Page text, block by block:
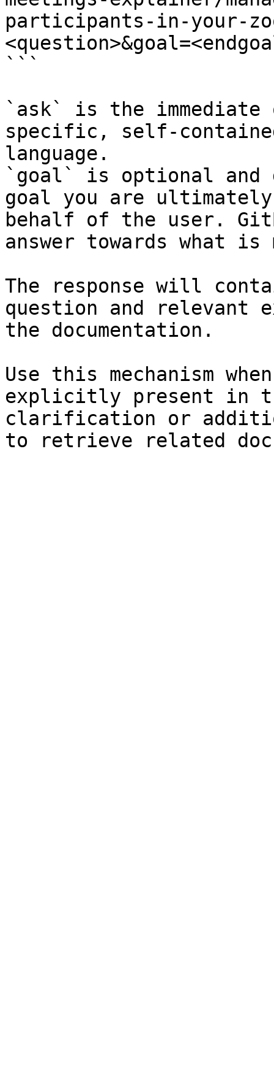
participants-in-your-
```
`ask` is the
specific, self-
language.
`goal` is optional and
goal you are
behalf of the user.
answer towards what
The response will
question and relevant
the documentation.
Use this mechanism
explicitly present in
clarification or